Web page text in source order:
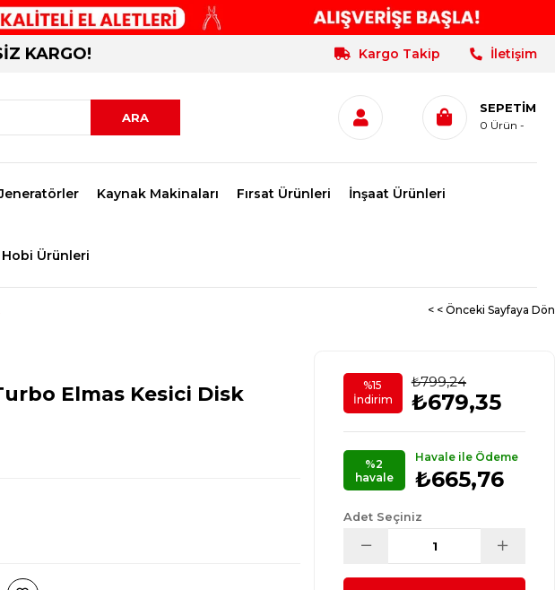
KARGO! Kargo Takip İletişim
SEPETIM
0 Ürün
Kaynak Makinaları Fırsat Ürünleri İnşaat Ürünleri
Hobi Ürünleri
< < Önceki Sayfaya Dön
Elmas Kesici Disk %15
İndirim
₺799,24
₺679,35
Havale ile Ödeme
₺665,76
%2
havale
Adet Seçiniz